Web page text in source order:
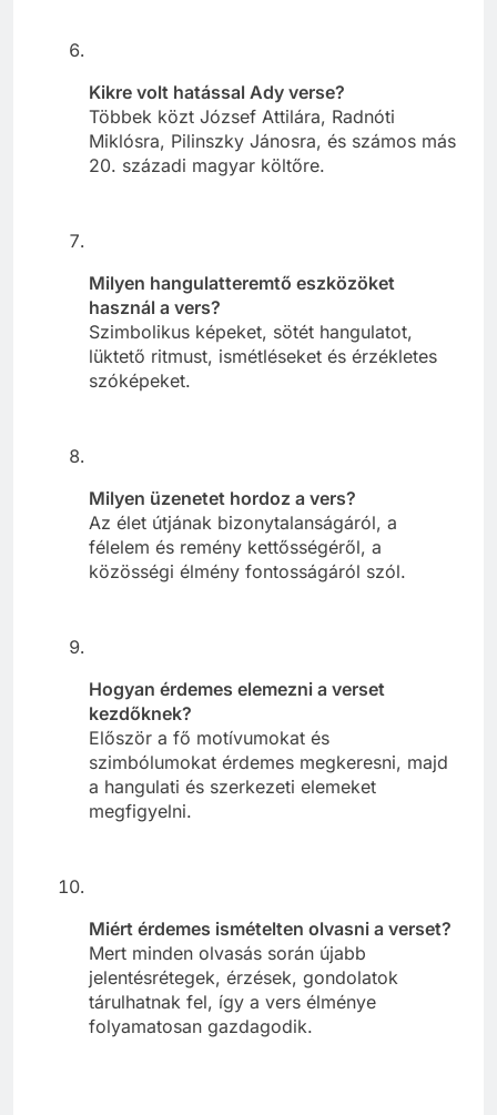
Kikre volt hatással Ady verse?
Többek közt József Attilára, Radnóti
Miklósra, Pilinszky Jánosra, és számos más
20. századi magyar költőre.
Milyen hangulatteremtő eszközöket
használ a vers?
Szimbolikus képeket, sötét hangulatot,
lüktető ritmust, ismétléseket és érzékletes
szóképeket.
Milyen üzenetet hordoz a vers?
Az élet útjának bizonytalanságáról, a
félelem és remény kettősségéről, a
közösségi élmény fontosságáról szól.
Hogyan érdemes elemezni a verset
kezdőknek?
Először a fő motívumokat és
szimbólumokat érdemes megkeresni, majd
a hangulati és szerkezeti elemeket
megfigyelni.
Miért érdemes ismételten olvasni a verset?
Mert minden olvasás során újabb
jelentésrétegek, érzések, gondolatok
tárulhatnak fel, így a vers élménye
folyamatosan gazdagodik.